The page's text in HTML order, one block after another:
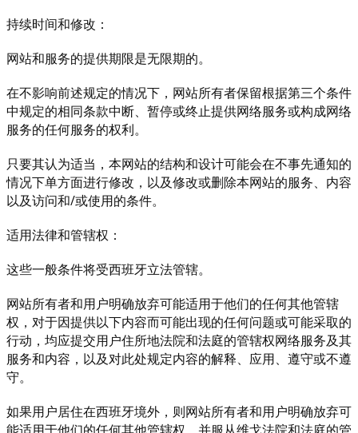
持续时间和修改：
网站和服务的提供期限是无限期的。
在不影响前述规定的情况下，网站所有者保留根据第三个条件
中规定的相同条款中断、暂停或终止提供网络服务或构成网络
服务的任何服务的权利。
只要其认为适当，本网站的结构和设计可能会在不事先通知的
情况下单方面进行修改，以及修改或删除本网站的服务、内容
以及访问和/或使用的条件。
适用法律和管辖权：
这些一般条件将受西班牙立法管辖。
网站所有者和用户明确放弃可能适用于他们的任何其他管辖
权，对于因提供以下内容而可能出现的任何问题或可能采取的
行动，均应提交用户住所地法院和法庭的管辖权网络服务及其
服务和内容，以及对此处规定内容的解释、应用、遵守或不遵
守。
如果用户居住在西班牙境外，则网站所有者和用户明确放弃可